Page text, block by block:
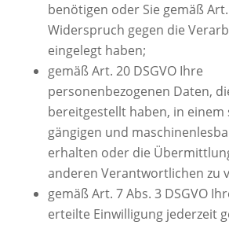
benötigen oder Sie gemäß Art.
Widerspruch gegen die
eingelegt haben;
gemäß Art. 20 DSGVO Ihre
personenbezogenen Daten,
bereitgestellt haben, in
gängigen und
erhalten oder die
anderen Verantwortlichen zu
gemäß Art. 7 Abs. 3 DSGVO
erteilte Einwilligung jederzeit